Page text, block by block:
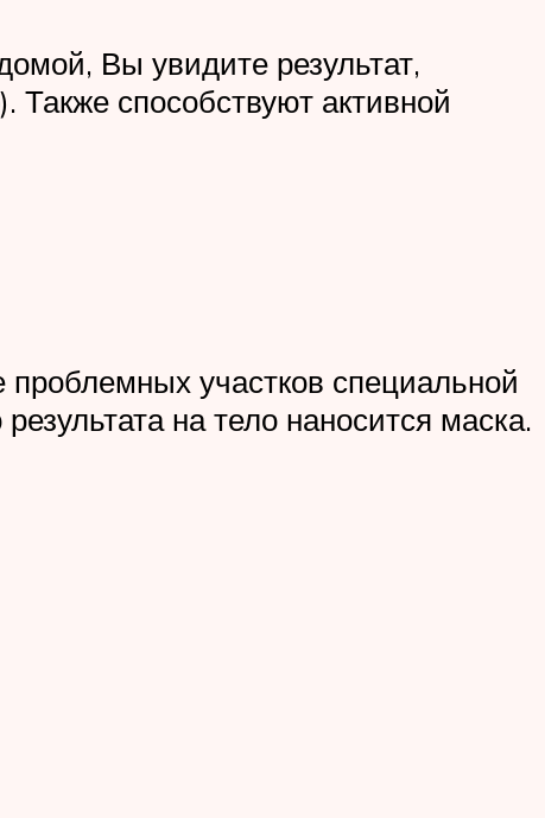
Вы увидите результат,
Также способствуют активной
участков специальной
на тело наносится маска.